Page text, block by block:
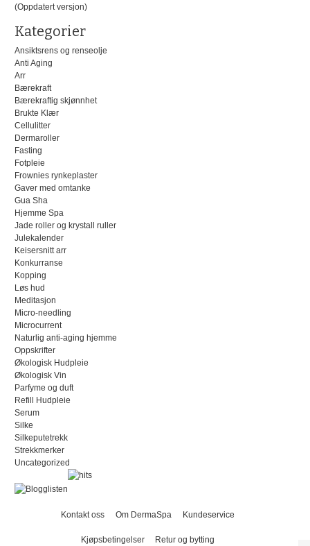
(Oppdatert versjon)
Kategorier
Ansiktsrens og renseolje
Anti Aging
Arr
Bærekraft
Bærekraftig skjønnhet
Brukte Klær
Cellulitter
Dermaroller
Fasting
Fotpleie
Frownies rynkeplaster
Gaver med omtanke
Gua Sha
Hjemme Spa
Jade roller og krystall ruller
Julekalender
Keisersnitt arr
Konkurranse
Kopping
Løs hud
Meditasjon
Micro-needling
Microcurrent
Naturlig anti-aging hjemme
Oppskrifter
Økologisk Hudpleie
Økologisk Vin
Parfyme og duft
Refill Hudpleie
Serum
Silke
Silkeputetrekk
Strekkmerker
Uncategorized
Kontakt oss Om DermaSpa Kundeservice
Kjøpsbetingelser Retur og bytting